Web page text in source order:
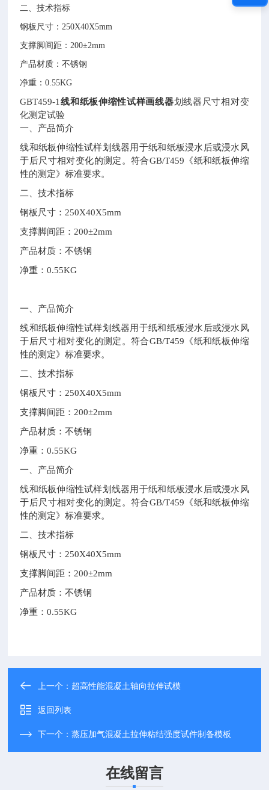
二、技术指标
钢板尺寸：250X40X5mm
支撑脚间距：200±2mm
产品材质：不锈钢
净重：0.55KG
GBT459-1 线和纸板伸缩性试样画线器划线器尺寸相对变
化测定试验
一、产品简介
线和纸板伸缩性试样划线器用于纸和纸板浸水后或浸水风
于后尺寸相对变化的测定。符合GB/T459《纸和纸板伸缩
性的测定》标准要求。
二、技术指标
钢板尺寸：250X40X5mm
支撑脚间距：200±2mm
产品材质：不锈钢
净重：0.55KG
一、产品简介
线和纸板伸缩性试样划线器用于纸和纸板浸水后或浸水风
于后尺寸相对变化的测定。符合GB/T459《纸和纸板伸缩
性的测定》标准要求。
二、技术指标
钢板尺寸：250X40X5mm
支撑脚间距：200±2mm
产品材质：不锈钢
净重：0.55KG
一、产品简介
线和纸板伸缩性试样划线器用于纸和纸板浸水后或浸水风
于后尺寸相对变化的测定。符合GB/T459《纸和纸板伸缩
性的测定》标准要求。
二、技术指标
钢板尺寸：250X40X5mm
支撑脚间距：200±2mm
产品材质：不锈钢
净重：0.55KG
上一个： 超高性能混凝土轴向拉伸试模
返回列表
下一个：蒸压加气混凝土拉伸粘结强度试件制备模板
在线留言